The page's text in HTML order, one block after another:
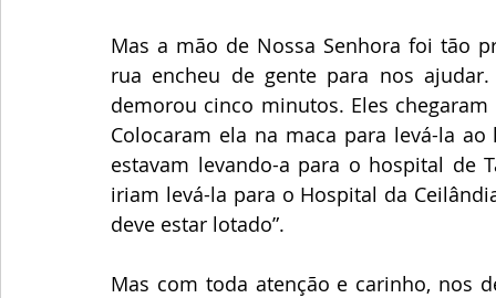
Mas a mão de Nossa Senhora foi tão
rua encheu de gente para nos
demorou cinco minutos. Eles
Colocaram ela na maca para levá-la
estavam levando-a para o hospital de
iriam levá-la para o Hospital da
deve estar lotado”.
Mas com toda atenção e carinho, nos